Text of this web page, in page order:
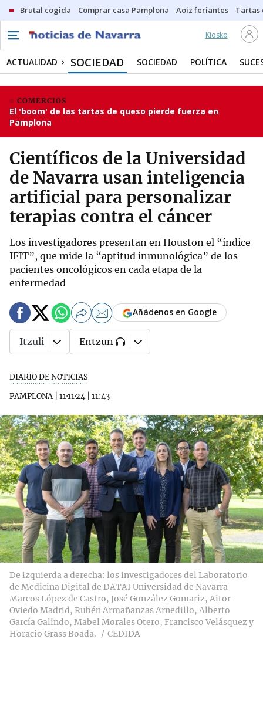
Brutal cogida Comprar casa Pamplona Aoiz feriantes Tartas
Kiosko
ACTUALIDAD SOCIEDAD SOCIEDAD POLÍTICA
COMERCIOS
El 'boom' de las tartas de queso pierde fuerza en
Pamplona
Científicos de la Universidad
de Navarra usan inteligencia
artificial para personalizar
terapias contra el cáncer
Los investigadores presentan en Houston el “índice
IFIT”, que mide la “aptitud inmunológica” de los
pacientes oncológicos en cada etapa de la
enfermedad
DIARIO DE NOTICIAS
PAMPLONA| 11·11·24 11:43
Añádenos en Google
Itzuli Entzun
De izquierda a derecha: los investigadores del Laboratorio
de Medicina Digital de DATAI Universidad de Navarra
Marcos López de Castro, José González Gomariz, Aitor
Oviedo Madrid, Rubén Armañanzas Arnedillo, Alberto
García Galindo, Mabel Morales Otero, Francisco Velásquez y
Horacio Grass Boada.
CEDIDA